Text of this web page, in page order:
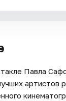
Павла
артистов